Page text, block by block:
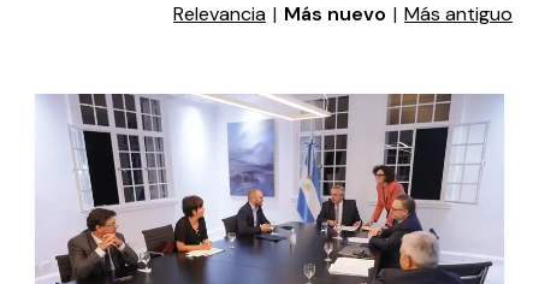
Relevancia | Más nuevo | Más antiguo